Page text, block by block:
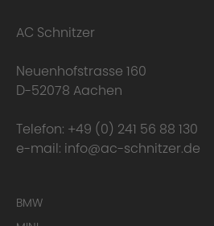
AC Schnitzer
Neuenhofstrasse 160
D-52078 Aachen
Telefon: +49 (0) 241 56 88 130
e-mail: info@ac-schnitzer.de
BMW